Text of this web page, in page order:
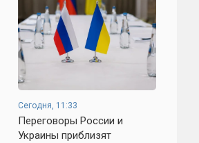
Сегодня, 11:33
Переговоры России и
Украины приблизят